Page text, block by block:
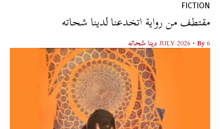
FICTION
مقتطف من رواية اتخدعنا لدينا شحاته
6 JULY 2026
• By دينا شحاته